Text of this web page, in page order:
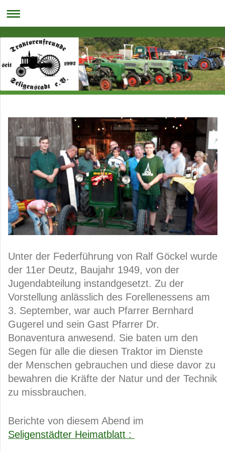
Unter der Federführung von Ralf Göckel wurde
der 11er Deutz, Baujahr 1949, von der
Jugendabteilung instandgesetzt. Zu der
Vorstellung anlässlich des Forellenessens am
3. September, war auch Pfarrer Bernhard
Gugerel und sein Gast Pfarrer Dr.
Bonaventura anwesend. Sie baten um den
Segen für alle die diesen Traktor im Dienste
der Menschen gebrauchen und diese davor zu
bewahren die Kräfte der Natur und der Technik
zu missbrauchen.
Berichte von diesem Abend im
Seligenstädter Heimatblatt :